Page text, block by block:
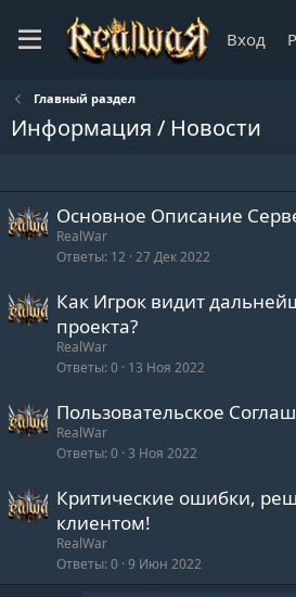
Вход
Главный раздел
Информация / Новости
Основное Описание
RealWar
Ответы 12 27 Дек 2022
Как Игрок видит
проекта?
RealWar
Ответы 0 13 Ноя 2022
Пользовательское
RealWar
Ответы 0 3 Ноя 2022
Критические ошибки,
клиентом!
RealWar
Ответы 0 9 Июн 2022